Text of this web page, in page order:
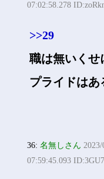
07:02:58.278
>>29
職は無いくせ
プライドはあ
36:名無しさん
07:59:45.093